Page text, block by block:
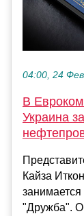
04:00, 24 Фев
В
Украина
Кайза
"Дружба".